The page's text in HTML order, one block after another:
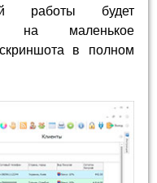
работы будет
на маленькое
в полном